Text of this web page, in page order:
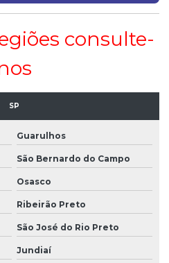
consulte-
SP
Guarulhos
São Bernardo do Campo
Osasco
Ribeirão Preto
São José do Rio Preto
Jundiaí